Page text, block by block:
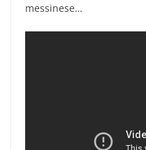
messinese…